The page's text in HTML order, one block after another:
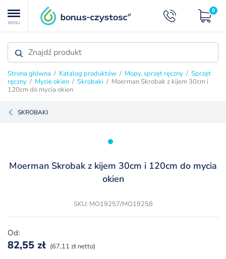
MENU
0
Strona główna / Katalog produktów / Mopy, sprzęt ręczny / Sprzęt
ręczny / Mycie okien / Skrobaki / Moerman Skrobak z kijem 30cm i
120cm do mycia okien
SKROBAKI
Moerman Skrobak z kijem 30cm i 120cm do mycia
okien
SKU: MO19257/MO19258
Od:
82,55 zł (67,11 zł netto)